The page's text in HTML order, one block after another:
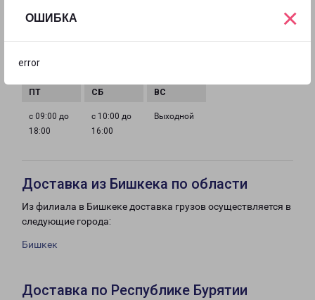
ОШИБКА
error
×
с 09:00 до
18:00
с 10:00 до
16:00
Выходной
Доставка из Бишкека по области
Из филиала в Бишкеке доставка грузов осуществляется в
следующие города:
Бишкек
Доставка по Республике Бурятии